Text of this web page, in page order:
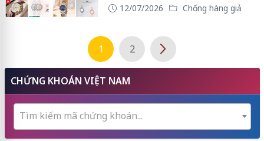
12/07/2026 Chống hàng giả
1 2
CHỨNG KHOÁN VIỆT NAM
Tìm kiếm mã chứng khoán...